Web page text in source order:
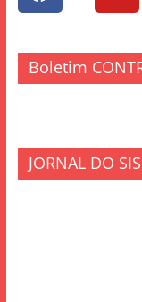
Boletim
JORNAL DO